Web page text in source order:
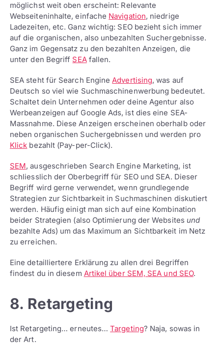
möglichst weit oben erscheint: Relevante
Webseiteninhalte, einfache Navigation, niedrige
Ladezeiten, etc. Ganz wichtig: SEO bezieht sich immer
auf die organischen, also unbezahlten Suchergebnisse.
Ganz im Gegensatz zu den bezahlten Anzeigen, die
unter den Begriff SEAfallen.
SEA steht für Search EngineAdvertising, was auf
Deutsch so viel wie Suchmaschinenwerbung bedeutet.
Schaltet dein Unternehmen oder deine Agentur also
Werbeanzeigen auf Google Ads, ist dies eine SEA-
Massnahme. Diese Anzeigen erscheinen oberhalb oder
neben organischen Suchergebnissen und werden pro
Klick bezahlt (Pay-per-Click).
SEM, ausgeschrieben Search Engine Marketing, ist
schliesslich der Oberbegriff für SEO und SEA. Dieser
Begriff wird gerne verwendet, wenn grundlegende
Strategien zur Sichtbarkeit in Suchmaschinen diskutiert
werden. Häufig einigt man sich auf eine Kombination
beider Strategien (also Optimierung der Websites und
bezahlte Ads) um das Maximum an Sichtbarkeit im Netz
zu erreichen.
Eine detailliertere Erklärung zu allen drei Begriffen
findest du in diesem Artikel über SEM, SEA und SEO.
8. Retargeting
Ist Retargeting… erneutes…Targeting? Naja, sowas in
der Art.